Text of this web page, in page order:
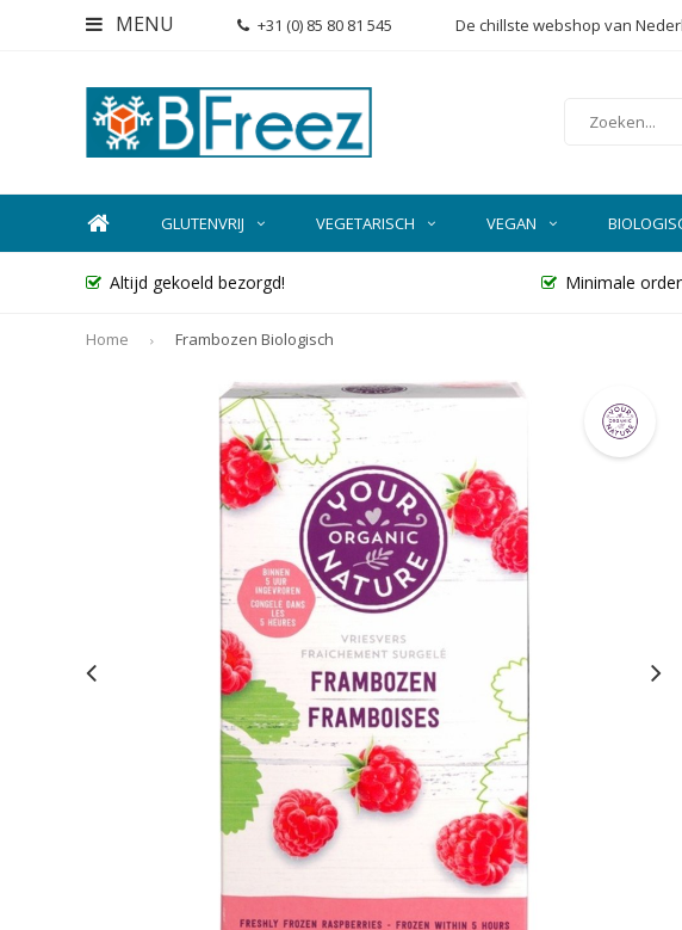
MENU +31 (0) 85 80 81 545 De chillste webshop van
GLUTENVRIJ VEGETARISCH VEGAN
Altijd gekoeld bezorgd! Minimale
Home Frambozen Biologisch